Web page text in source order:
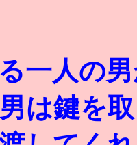
一人の
は鍵を